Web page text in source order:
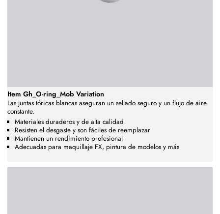
Item Gh_O-ring_Mob Variation
Las juntas tóricas blancas aseguran un sellado seguro y un flujo de aire
constante.
Materiales duraderos y de alta calidad
Resisten el desgaste y son fáciles de reemplazar
Mantienen un rendimiento profesional
Adecuadas para maquillaje FX, pintura de modelos y más